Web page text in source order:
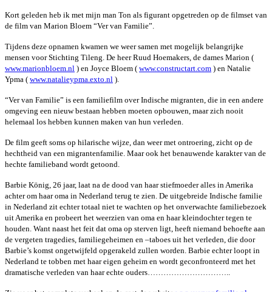
Kort geleden heb ik met mijn man Ton als figurant opgetreden op de filmset van
de film van Marion Bloem “Ver van Familie”.
Tijdens deze opnamen kwamen we weer samen met mogelijk belangrijke
mensen voor Stichting Tileng. De heer Ruud Hoemakers, de dames Marion (
www.marionbloem.nl ) en Joyce Bloem ( www.constructart.com ) en Natalie
Ypma ( www.natalieypma.exto.nl ).
“Ver van Familie” is een familiefilm over Indische migranten, die in een andere
omgeving een nieuw bestaan hebben moeten opbouwen, maar zich nooit
helemaal los hebben kunnen maken van hun verleden.
De film geeft soms op hilarische wijze, dan weer met ontroering, zicht op de
hechtheid van een migrantenfamilie. Maar ook het benauwende karakter van de
hechte familieband wordt getoond.
Barbie König, 26 jaar, laat na de dood van haar stiefmoeder alles in Amerika
achter om haar oma in Nederland terug te zien. De uitgebreide Indische familie
in Nederland zit echter totaal niet te wachten op het onverwachte familiebezoek
uit Amerika en probeert het weerzien van oma en haar kleindochter tegen te
houden. Want naast het feit dat oma op sterven ligt, heeft niemand behoefte aan
de vergeten tragedies, familiegeheimen en –taboes uit het verleden, die door
Barbie’s komst ongetwijfeld opgerakeld zullen worden. Barbie echter loopt in
Nederland te tobben met haar eigen geheim en wordt geconfronteerd met het
dramatische verleden van haar echte ouders…………………………..